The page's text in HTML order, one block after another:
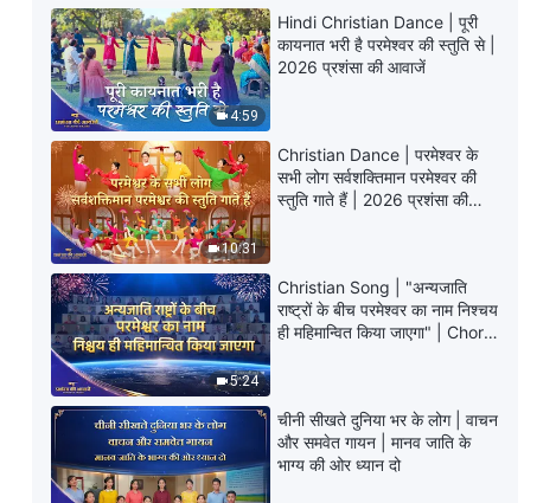
31:55
45:25
सर्वशक्तिमान परमेश्वर के वचन "अगुआओं
और कार्यकर्ताओं की जिम्मेदारियाँ (23)"
(खंड दो)
55:12
सर्वशक्तिमान परमेश्वर के वचन "अगुआओं
और कार्यकर्ताओं की जिम्मेदारियाँ (23)"
(खंड तीन)
39:23
सर्वशक्तिमान परमेश्वर के वचन "अगुआओं
और कार्यकर्ताओं की जिम्मेदारियाँ (23)"
(खंड चार)
सर्वशक्तिमान परमेश्वर के वचन "अगुआओं
और कार्यकर्ताओं की जिम्मेदारियाँ (23)"
(खंड पाँच)
4:59
Hindi Christian Dance | पूरी
कायनात भरी है परमेश्वर की स्तुति से |
2026 प्रशंसा की आवाजें
10:31
Christian Dance | परमेश्वर के
सभी लोग सर्वशक्तिमान परमेश्वर की
स्तुति गाते हैं | 2026 प्रशंसा की
5:24
Christian Song | "अन्यजाति
राष्ट्रों के बीच परमेश्वर का नाम निश्चय
ही महिमान्वित किया जाएगा" | Choral
चीनी सीखते दुनिया भर के लोग | वाचन
और समवेत गायन | मानव जाति के
भाग्य की ओर ध्यान दो